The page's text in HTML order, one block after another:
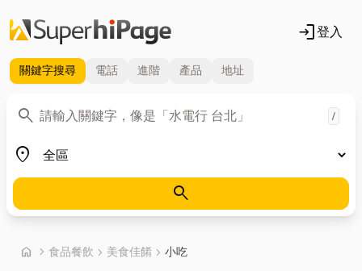
login登入
關鍵字搜尋 電話 進階 產品 地址
search
關鍵字 /
place
地區
search
home chevron_right 首頁
食品餐飲 chevron_right 美食佳餚 chevron_right 小吃